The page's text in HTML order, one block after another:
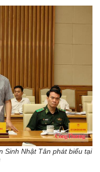
Sinh Nhật Tân phát biểu tại